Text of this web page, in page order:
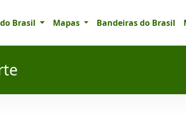
Brasil Mapas Bandeiras do Brasil